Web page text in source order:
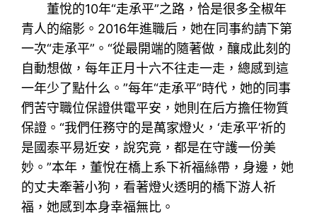
董悅的10年“走承平”之路，恰是很多全椒年
青人的縮影。2016年進職后，她在同事約請下第
一次“走承平”。“從最開端的隨著做，釀成此刻的
自動想做，每年正月十六不往走一走，總感到這
一年少了點什么。”每年“走承平”時代，她的同事
們苦守職位保證供電平安，她則在后方擔任物質
保證。“我們任務守的是萬家燈火，‘走承平’祈的
是國泰平易近安，說究竟，都是在守護一份美
妙。”本年，董悅在橋上系下祈福絲帶，身邊，她
的丈夫牽著小狗，看著燈火透明的橋下游人祈
福，她感到本身幸福無比。